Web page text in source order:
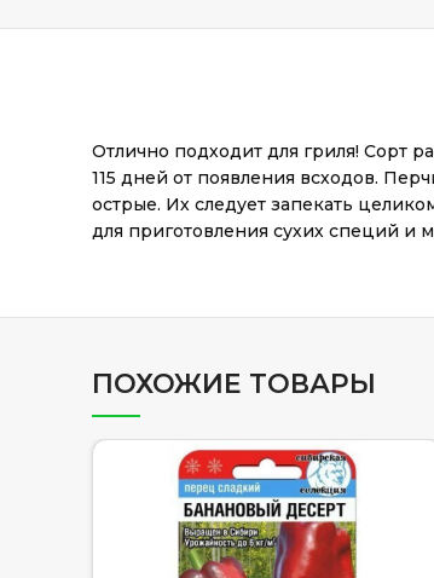
Отлично подходит для гриля! Сорт
115 дней от появления всходов.
острые. Их следует запекать
для приготовления сухих специй и
ПОХОЖИЕ ТОВАРЫ